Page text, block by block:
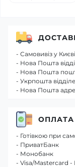
- Самовивіз у Києві
- Нова Пошта
- Нова Пошта
- Укрпошта
- Нова Пошта
ОПЛАТА
- Готівкою при
- ПриватБанк
- Монобанк
- Visa/Mastercard -